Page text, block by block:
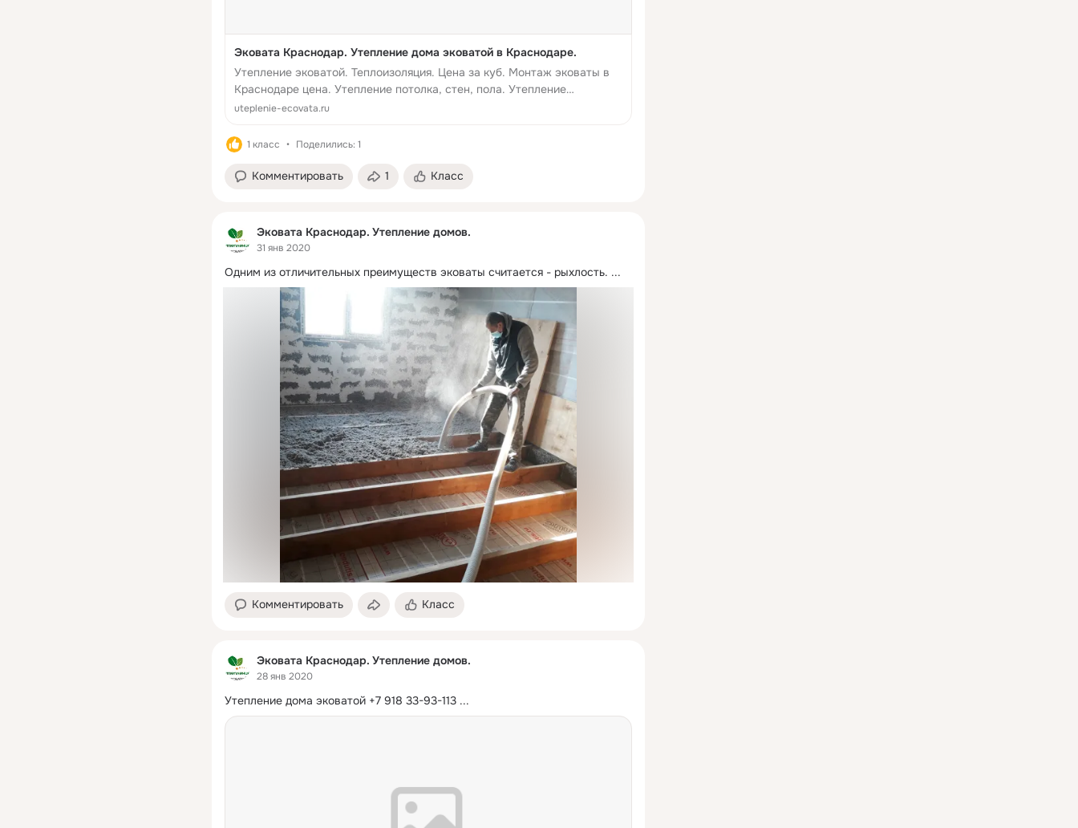
Эковата Краснодар. Утепление дома эковатой в Краснодаре.
Утепление эковатой. Теплоизоляция. Цена за куб. Монтаж эковаты в
Краснодаре цена. Утепление потолка, стен, пола. Утепление
промышленных сооружений.
uteplenie-ecovata.ru
1 класс Поделились: 1
Комментировать 1 Класс
Эковата Краснодар. Утепление домов.
31 янв 2020
Одним из отличительных преимуществ эковаты считается - рыхлость. ...
Комментировать Класс
Эковата Краснодар. Утепление домов.
28 янв 2020
Утепление дома эковатой +7 918 33-93-113 ...